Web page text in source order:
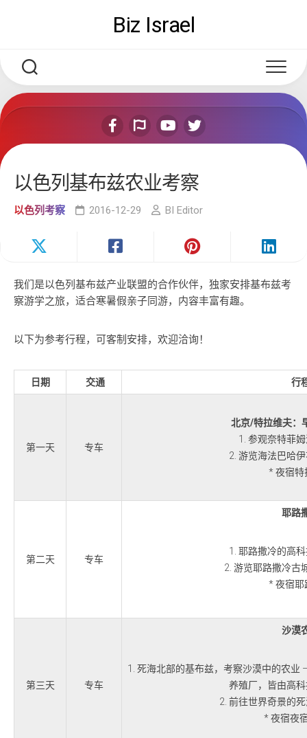
Biz Israel
以色列基布兹农业考察
以色列考察 2016-12-29 BI Editor
我们是以色列基布兹产业联盟的合作伙伴，独家安排基布兹考
察游学之旅，适合寒暑假亲子同游，内容丰富有趣。
以下为参考行程，可客制安排，欢迎洽询！
日期 交通 行
第一天 专车
北京/特拉维夫：
1. 参观奈特菲
2. 游览海法巴哈
* 夜宿特
第二天 专车
耶路
1. 耶路撒冷的高
2. 游览耶路撒冷古
* 夜宿耶
第三天 专车
沙漠
1. 死海北部的基布兹，考察沙漠中的农业
养殖厂，皆由高
2. 前往世界奇景的
* 夜宿夜